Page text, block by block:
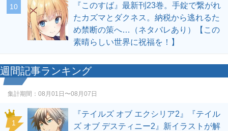
10
『このすば』最新刊23巻。手錠で繋がれ
たカズマとダクネス。納税から逃れるた
め禁断の策へ…（ネタバレあり）【この
素晴らしい世界に祝福を！】
週間記事ランキング
集計期間： 08月01日〜08月07日
1
『テイルズ オブ エクシリア2』『テイル
ズ オブ デスティニー2』新イラストが解